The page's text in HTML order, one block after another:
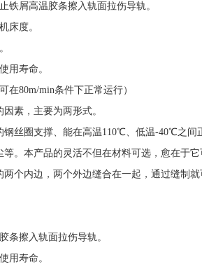
铁屑高温胶条擦入轨面拉伤导轨。
床度。
用寿命。
80m/min条件下正常运行）
素，主要为两形式。
丝圈支撑、能在高温110℃、低温-40℃之
。本产品的灵活不但在材料可选，愈在于
个内边，两个外边缝合在一起，通过缝制
条擦入轨面拉伤导轨。
用寿命。